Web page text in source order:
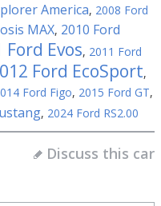
America, 2008 Ford
MAX, 2010 Ford
Ford Evos, 2011 Ford
Ford EcoSport,
Ford Figo, 2015 Ford GT,
, 2024 Ford RS2.00
Discuss this car